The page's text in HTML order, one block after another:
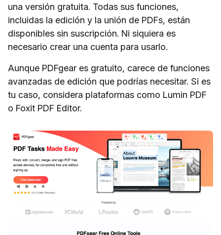
una versión gratuita. Todas sus funciones,
incluidas la edición y la unión de PDFs, están
disponibles sin suscripción. Ni siquiera es
necesario crear una cuenta para usarlo.
Aunque PDFgear es gratuito, carece de funciones
avanzadas de edición que podrías necesitar. Si es
tu caso, considera plataformas como Lumin PDF
o Foxit PDF Editor.